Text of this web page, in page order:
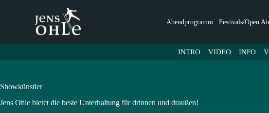
n
s
r
Abendprogramm Festivals/Open
INTRO VIDEO INFO
Showkünstler
Jens Ohle bietet die beste Unterhaltung für drinnen und draußen!